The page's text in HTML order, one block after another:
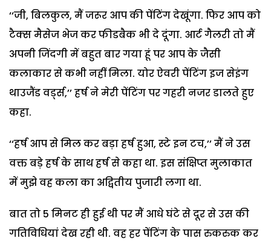
‘‘जी, बिलकुल, मैं जरूर आप की पेंटिंग देखूंगा. फिर आप को
टैक्स मैसेज भेज कर फीडबैक भी दे दूंगा. आर्ट गैलरी तो मैं
अपनी जिंदगी में बहुत बार गया हूं पर आप के जैसी
कलाकार से कभी नहीं मिला. योर ऐवरी पेंटिंग इज सेइंग
थाउजैंड वर्ड्स,’’ हर्ष ने मेरी पेंटिंग पर गहरी नजर डालते हुए
कहा.
‘‘हर्ष आप से मिल कर बड़ा हर्ष हुआ, स्टे इन टच,’’ मैं ने उस
वक्त बड़े हर्ष के साथ हर्ष से कहा था. इस संक्षिप्त मुलाकात
में मुझे वह कला का अद्वितीय पुजारी लगा था.
बात तो 5 मिनट ही हुई थी पर मैं आधे घंटे से दूर से उस की
गतिविधियां देख रही थी. वह हर पेंटिंग के पास रुकरुक कर